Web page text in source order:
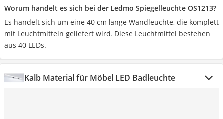
Worum handelt es sich bei der Ledmo Spiegelleuchte OS1213?
Es handelt sich um eine 40 cm lange Wandleuchte, die komplett
mit Leuchtmitteln geliefert wird. Diese Leuchtmittel bestehen
aus 40 LEDs.
Kalb Material für Möbel LED Badleuchte